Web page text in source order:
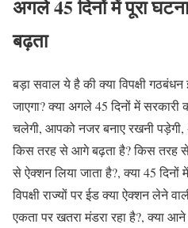
अगले 45 दिनों में पूरा
बढ़ता
बड़ा सवाल ये है की क्या विपक्षी
जाएगा? क्या अगले 45 दिनों में सरकारी
चलेगी, आपको नजर बनाए रखनी पड़ेगी,
किस तरह से आगे बढ़ता है? किस तरह से
से ऐक्शन लिया जाता है?, क्या 45
विपक्षी राज्यों पर ईड क्या ऐक्शन लेने
एकता पर खतरा मंडरा रहा है?, क्या